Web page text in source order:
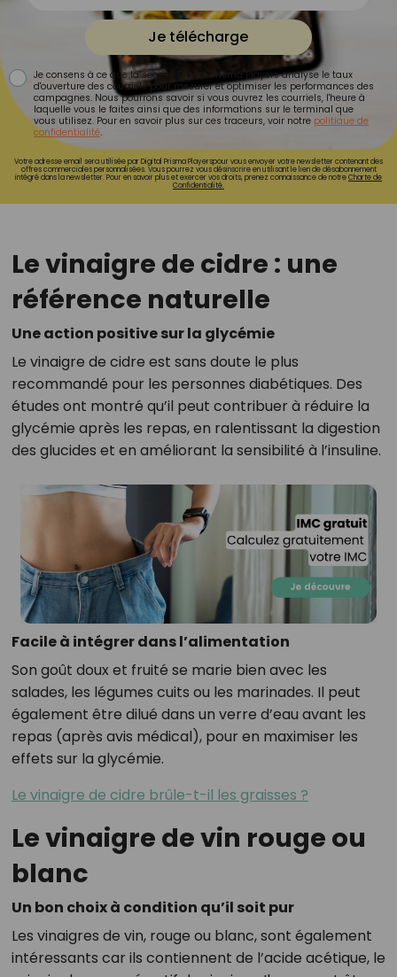
Je télécharge
Je consens à ce que la société Digital Prisma Players analyse le taux
d'ouverture des courriels pour mesurer et optimiser les performances des
campagnes. Nous pourrons savoir si vous ouvrez les courriels, l'heure à
laquelle vous le faites ainsi que des informations sur le terminal que
vous utilisez. Pour en savoir plus sur ces traceurs, voir notre politique de
confidentialité.
Votre adresse email sera utilisée par Digital Prisma Playerspour vous envoyer votre newsletter contenant des
offres commerciales personnalisées. Vous pourrez vous désinscrire en utilisant le lien de désabonnement
intégré dans la newsletter. Pour en savoir plus et exercer vos droits, prenez connaissance de notreCharte de
Confidentialité.
Le vinaigre de cidre : une
référence naturelle
Une action positive sur la glycémie
Le vinaigre de cidre est sans doute le plus
recommandé pour les personnes diabétiques. Des
études ont montré qu’il peut contribuer à réduire la
glycémie après les repas, en ralentissant la digestion
des glucides et en améliorant la sensibilité à l’insuline.
Facile à intégrer dans l’alimentation
Son goût doux et fruité se marie bien avec les
salades, les légumes cuits ou les marinades. Il peut
également être dilué dans un verre d’eau avant les
repas (après avis médical), pour en maximiser les
effets sur la glycémie.
Le vinaigre de cidre brûle-t-il les graisses ?
Le vinaigre de vin rouge ou
blanc
Un bon choix à condition qu’il soit pur
Les vinaigres de vin, rouge ou blanc, sont également
intéressants car ils contiennent de l’acide acétique, le